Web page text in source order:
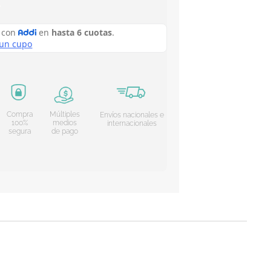
Compra
100%
segura
Múltiples
medios
de pago
Envíos nacionales e
internacionales